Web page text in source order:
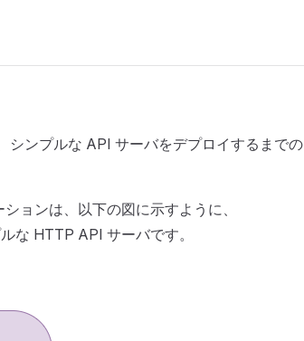
シンプルな API サーバをデプロイするまでの
ョンは、以下の図に示すように、
な HTTP API サーバです。